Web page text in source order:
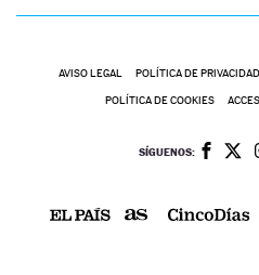
AVISO LEGAL POLÍTICA DE PRIVACIDAD
POLÍTICA DE COOKIES
SÍGUENOS: